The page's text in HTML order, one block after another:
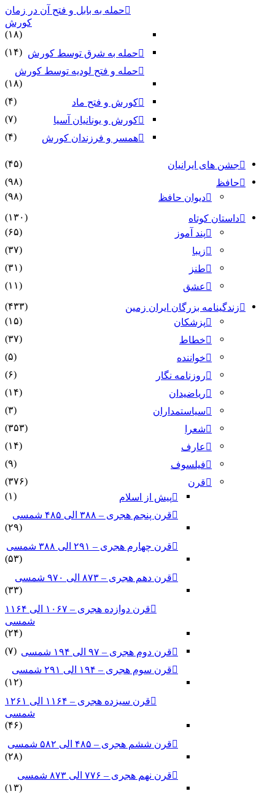
حمله به بابل و فتح آن در زمان
کورش
(۱۸)
حمله به شرق توسط کورش (۱۴)
حمله و فتح لودیه توسط کورش
(۱۸)
کورش و فتح ماد
(۴)
کورش و یونانیان آسیا
(۷)
همسر و فرزندان کورش
(۴)
جشن های ایرانیان
(۴۵)
حافظ
(۹۸)
دیوان حافظ
(۹۸)
داستان کوتاه
(۱۳۰)
پند آموز
(۶۵)
زیبا
(۳۷)
طنز
(۳۱)
عشق
(۱۱)
زندگینامه بزرگان ایران زمین
(۴۳۳)
پزشکان
(۱۵)
خطاط
(۳۷)
خواننده
(۵)
روزنامه نگار
(۶)
ریاضیدان
(۱۴)
سیاستمداران
(۳)
شعرا
(۳۵۳)
عارف
(۱۴)
فیلسوف
(۹)
قرن
(۳۷۶)
پیش از اسلام
(۱)
قرن پنجم هجری – ۳۸۸ الی ۴۸۵ شمسی
(۲۹)
قرن چهارم هجری – ۲۹۱ الی ۳۸۸ شمسی
(۵۳)
قرن دهم هجری – ۸۷۳ الی ۹۷۰ شمسی
(۳۳)
قرن دوازده هجری – ۱۰۶۷ الی ۱۱۶۴
شمسی
(۲۴)
قرن دوم هجری – ۹۷ الی ۱۹۴ شمسی
(۷)
قرن سوم هجری – ۱۹۴ الی ۲۹۱ شمسی
(۱۲)
قرن سیزده هجری – ۱۱۶۴ الی ۱۲۶۱
شمسی
(۴۶)
قرن ششم هجری – ۴۸۵ الی ۵۸۲ شمسی
(۲۸)
قرن نهم هجری – ۷۷۶ الی ۸۷۳ شمسی
(۱۳)